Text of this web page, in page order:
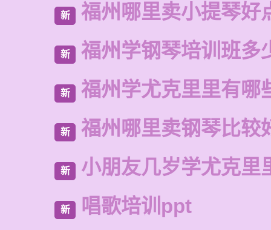
新 福州哪里卖小提琴好
新 福州学钢琴培训班多
新 福州学尤克里里有哪
新 福州哪里卖钢琴比较
新 小朋友几岁学尤克里
新 唱歌培训ppt